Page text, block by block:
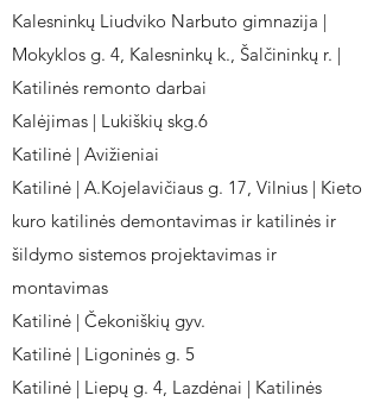
Kalesninkų Liudviko Narbuto gimnazija |
Mokyklos g. 4, Kalesninkų k., Šalčininkų r. |
Katilinės remonto darbai
Kalėjimas | Lukiškių skg.6
Katilinė | Avižieniai
Katilinė | A.Kojelavičiaus g. 17, Vilnius | Kieto
kuro katilinės demontavimas ir katilinės ir
šildymo sistemos projektavimas ir
montavimas
Katilinė | Čekoniškių gyv.
Katilinė | Ligoninės g. 5
Katilinė | Liepų g. 4, Lazdėnai | Katilinės